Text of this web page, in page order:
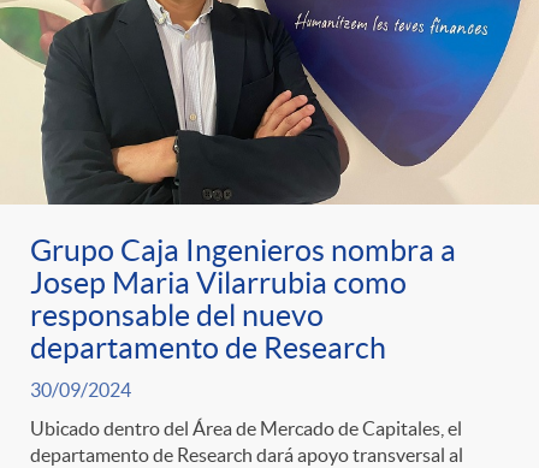
Grupo Caja Ingenieros nombra a
Josep Maria Vilarrubia como
responsable del nuevo
departamento de Research
30/09/2024
Ubicado dentro del Área de Mercado de Capitales, el
departamento de Research dará apoyo transversal al